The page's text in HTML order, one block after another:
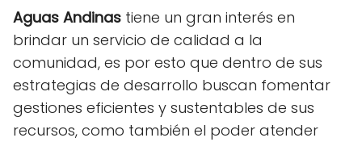
Aguas Andinas tiene un gran interés en
brindar un servicio de calidad a la
comunidad, es por esto que dentro de sus
estrategias de desarrollo buscan fomentar
gestiones eficientes y sustentables de sus
recursos, como también el poder atender